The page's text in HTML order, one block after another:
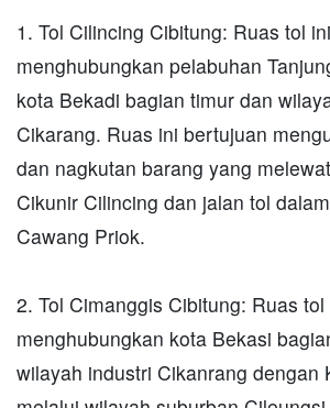
1. Tol Cilincing Cibitung: Ruas tol
menghubungkan pelabuhan
kota Bekadi bagian timur dan
Cikarang. Ruas ini bertujuan
dan nagkutan barang yang
Cikunir Cilincing dan jalan tol
Cawang Priok.
2. Tol Cimanggis Cibitung: Ruas
menghubungkan kota Bekasi
wilayah industri Cikanrang dengan